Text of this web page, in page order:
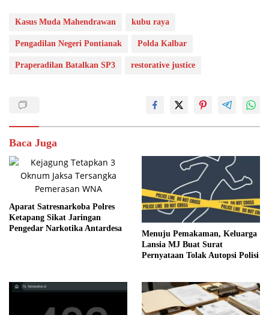
Kasus Muda Mahendrawan kubu raya
Pengadilan Negeri Pontianak Polda Kalbar
Praperadilan Batalkan SP3 restorative justice
Baca Juga
Aparat Satresnarkoba Polres
Ketapang Sikat Jaringan
Pengedar Narkotika Antardesa
Menuju Pemakaman, Keluarga
Lansia MJ Buat Surat
Pernyataan Tolak Autopsi Polisi